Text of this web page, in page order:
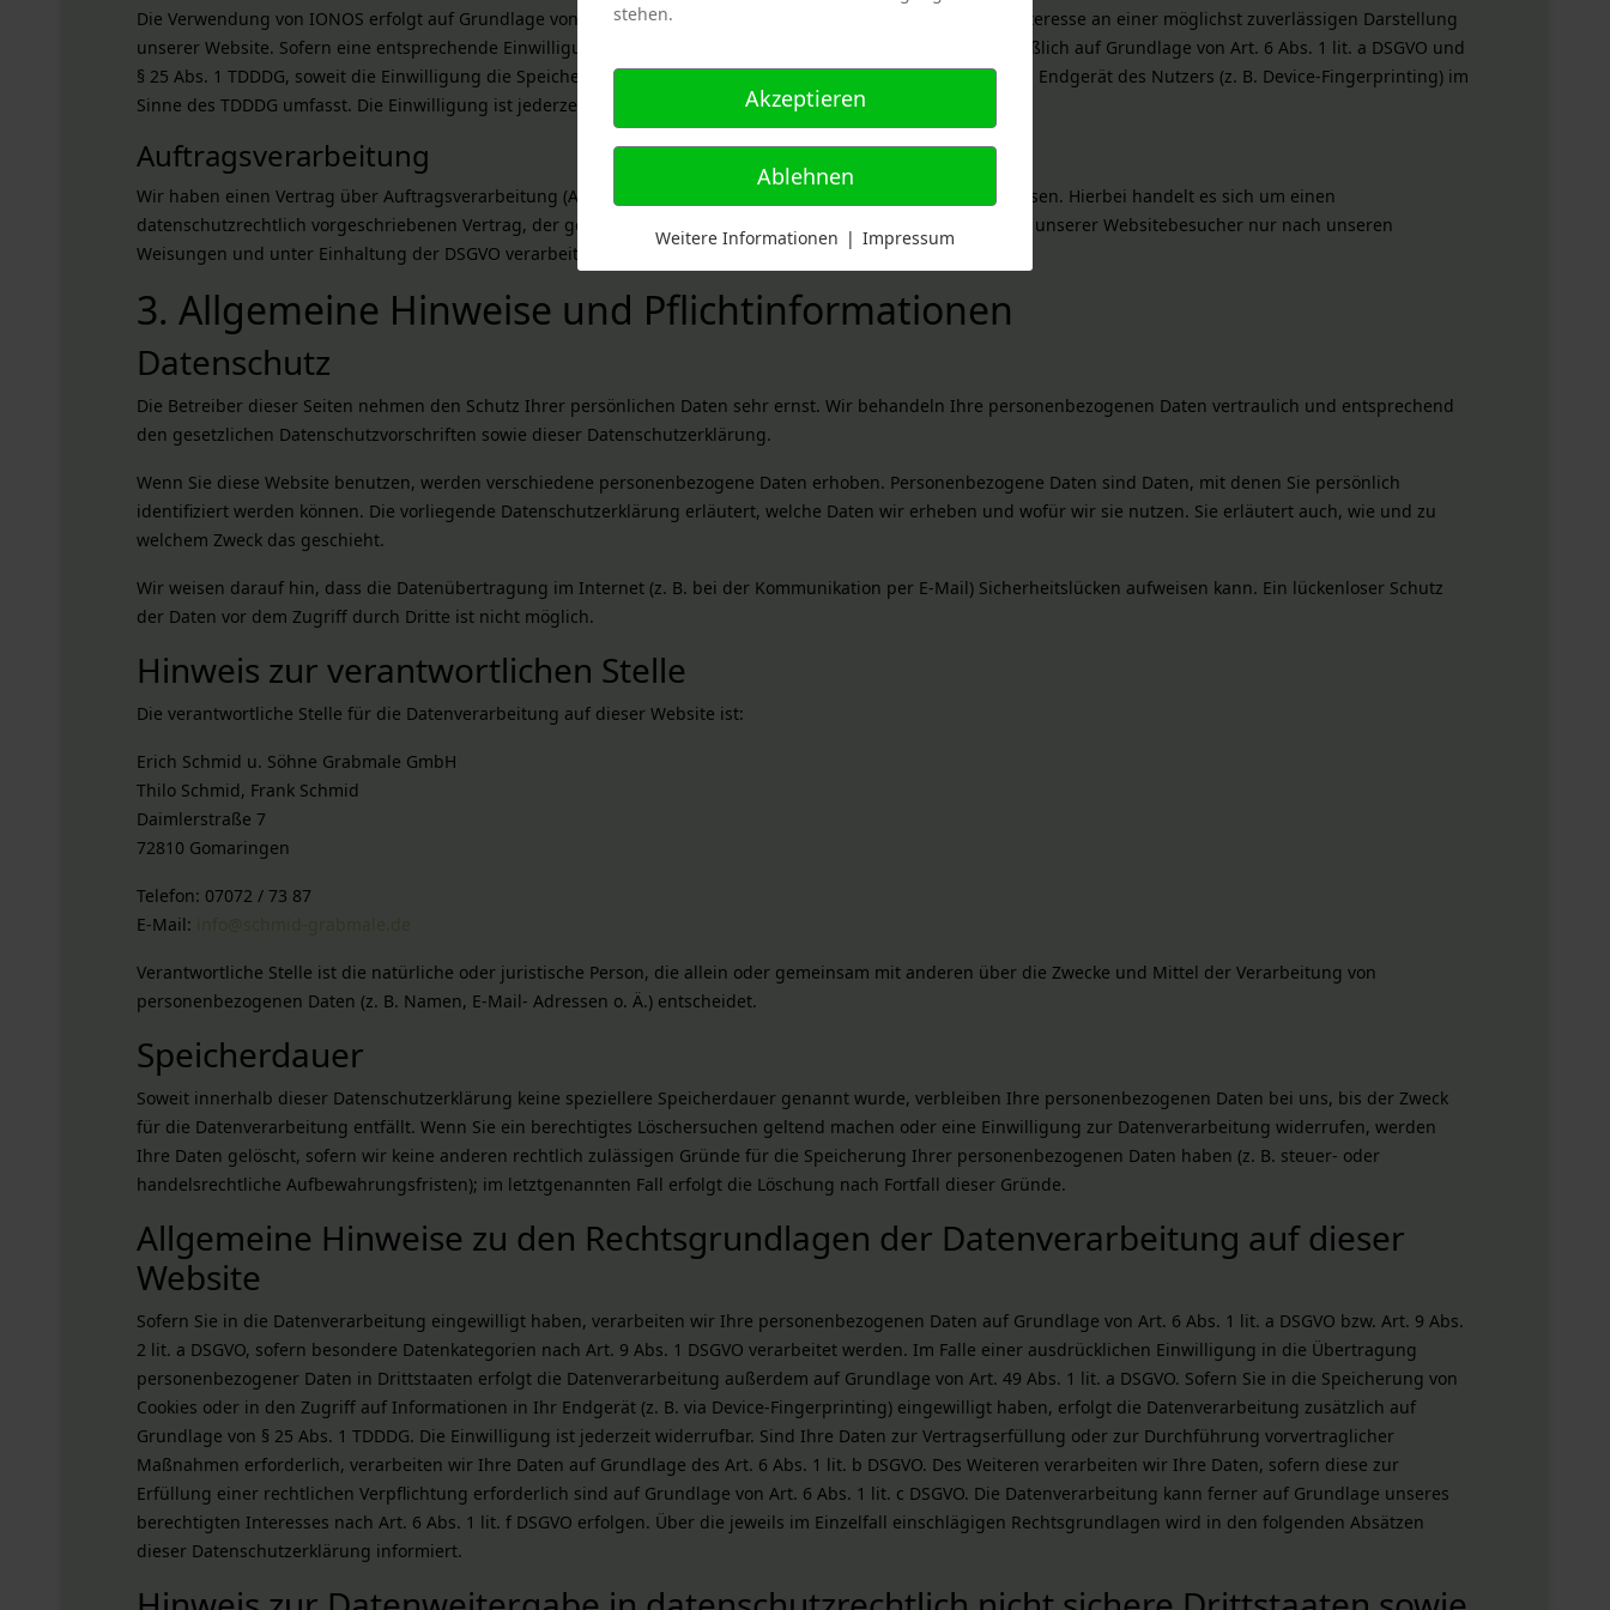
Die Verwendung von IONOS erfolgt auf Grundlage von Art. 6 Abs. 1 lit. f DSGVO. Wir haben ein berechtigtes Interesse an einer möglichst zuverlässigen Darstellung
unserer Website. Sofern eine entsprechende Einwilligung abgefragt wurde, erfolgt die Verarbeitung ausschließlich auf Grundlage von Art. 6 Abs. 1 lit. a DSGVO und
§ 25 Abs. 1 TDDDG, soweit die Einwilligung die Speicherung von Cookies oder den Zugriff auf Informationen im Endgerät des Nutzers (z. B. Device-Fingerprinting) im
Sinne des TDDDG umfasst. Die Einwilligung ist jederzeit widerrufbar.
Auftragsverarbeitung
Wir haben einen Vertrag über Auftragsverarbeitung (AVV) zur Nutzung des oben genannten Dienstes geschlossen. Hierbei handelt es sich um einen
datenschutzrechtlich vorgeschriebenen Vertrag, der gewährleistet, dass dieser die personenbezogenen Daten unserer Websitebesucher nur nach unseren
Weisungen und unter Einhaltung der DSGVO verarbeitet.
3. Allgemeine Hinweise und Pflicht­informationen
Datenschutz
Die Betreiber dieser Seiten nehmen den Schutz Ihrer persönlichen Daten sehr ernst. Wir behandeln Ihre personenbezogenen Daten vertraulich und entsprechend
den gesetzlichen Datenschutzvorschriften sowie dieser Datenschutzerklärung.
Wenn Sie diese Website benutzen, werden verschiedene personenbezogene Daten erhoben. Personenbezogene Daten sind Daten, mit denen Sie persönlich
identifiziert werden können. Die vorliegende Datenschutzerklärung erläutert, welche Daten wir erheben und wofür wir sie nutzen. Sie erläutert auch, wie und zu
welchem Zweck das geschieht.
Wir weisen darauf hin, dass die Datenübertragung im Internet (z. B. bei der Kommunikation per E-Mail) Sicherheitslücken aufweisen kann. Ein lückenloser Schutz
der Daten vor dem Zugriff durch Dritte ist nicht möglich.
Hinweis zur verantwortlichen Stelle
Die verantwortliche Stelle für die Datenverarbeitung auf dieser Website ist:
Erich Schmid u. Söhne Grabmale GmbH
Thilo Schmid, Frank Schmid
Daimlerstraße 7
72810 Gomaringen
Telefon: 07072 / 73 87
E-Mail:
info@schmid-grabmale.de
Verantwortliche Stelle ist die natürliche oder juristische Person, die allein oder gemeinsam mit anderen über die Zwecke und Mittel der Verarbeitung von
personenbezogenen Daten (z. B. Namen, E-Mail- Adressen o. Ä.) entscheidet.
Speicherdauer
Soweit innerhalb dieser Datenschutzerklärung keine speziellere Speicherdauer genannt wurde, verbleiben Ihre personenbezogenen Daten bei uns, bis der Zweck
für die Datenverarbeitung entfällt. Wenn Sie ein berechtigtes Löschersuchen geltend machen oder eine Einwilligung zur Datenverarbeitung widerrufen, werden
Ihre Daten gelöscht, sofern wir keine anderen rechtlich zulässigen Gründe für die Speicherung Ihrer personenbezogenen Daten haben (z. B. steuer- oder
handelsrechtliche Aufbewahrungsfristen); im letztgenannten Fall erfolgt die Löschung nach Fortfall dieser Gründe.
Allgemeine Hinweise zu den Rechtsgrundlagen der Datenverarbeitung auf dieser
Website
Sofern Sie in die Datenverarbeitung eingewilligt haben, verarbeiten wir Ihre personenbezogenen Daten auf Grundlage von Art. 6 Abs. 1 lit. a DSGVO bzw. Art. 9 Abs.
2 lit. a DSGVO, sofern besondere Datenkategorien nach Art. 9 Abs. 1 DSGVO verarbeitet werden. Im Falle einer ausdrücklichen Einwilligung in die Übertragung
personenbezogener Daten in Drittstaaten erfolgt die Datenverarbeitung außerdem auf Grundlage von Art. 49 Abs. 1 lit. a DSGVO. Sofern Sie in die Speicherung von
Cookies oder in den Zugriff auf Informationen in Ihr Endgerät (z. B. via Device-Fingerprinting) eingewilligt haben, erfolgt die Datenverarbeitung zusätzlich auf
Grundlage von § 25 Abs. 1 TDDDG. Die Einwilligung ist jederzeit widerrufbar. Sind Ihre Daten zur Vertragserfüllung oder zur Durchführung vorvertraglicher
Maßnahmen erforderlich, verarbeiten wir Ihre Daten auf Grundlage des Art. 6 Abs. 1 lit. b DSGVO. Des Weiteren verarbeiten wir Ihre Daten, sofern diese zur
Erfüllung einer rechtlichen Verpflichtung erforderlich sind auf Grundlage von Art. 6 Abs. 1 lit. c DSGVO. Die Datenverarbeitung kann ferner auf Grundlage unseres
berechtigten Interesses nach Art. 6 Abs. 1 lit. f DSGVO erfolgen. Über die jeweils im Einzelfall einschlägigen Rechtsgrundlagen wird in den folgenden Absätzen
dieser Datenschutzerklärung informiert.
stehen.
Akzeptieren
Ablehnen
Weitere Informationen | Impressum